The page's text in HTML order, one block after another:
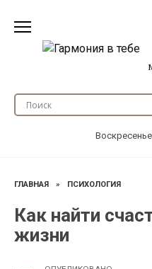
содержанию
ГЛАВНАЯ » ПСИХОЛОГИЯ
Как найти
жизни